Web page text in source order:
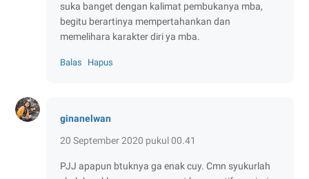
suka banget dengan kalimat pembukanya mba,
begitu berartinya mempertahankan dan
memelihara karakter diri ya mba.
Balas Hapus
ginanelwan
20 September 2020 pukul 00.41
PJJ apapun btuknya ga enak cuy. Cmn syukurlah